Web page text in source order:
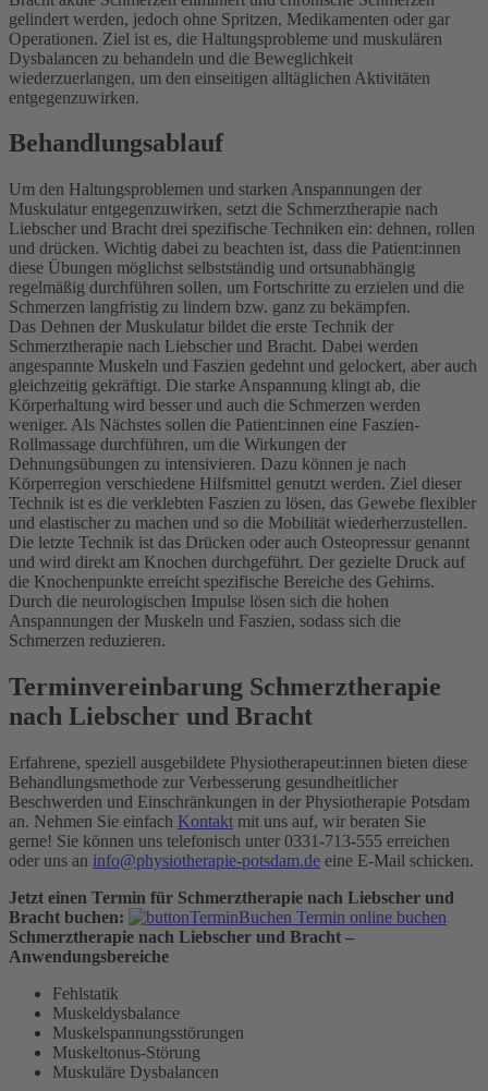
gelindert werden, jedoch ohne Spritzen, Medikamenten oder gar
Operationen. Ziel ist es, die Haltungsprobleme und muskulären
Dysbalancen zu behandeln und die Beweglichkeit
wiederzuerlangen, um den einseitigen alltäglichen Aktivitäten
entgegenzuwirken.
Behandlungsablauf
Um den Haltungsproblemen und starken Anspannungen der
Muskulatur entgegenzuwirken, setzt die Schmerztherapie nach
Liebscher und Bracht drei spezifische Techniken ein: dehnen, rollen
und drücken. Wichtig dabei zu beachten ist, dass die Patient:innen
diese Übungen möglichst selbstständig und ortsunabhängig
regelmäßig durchführen sollen, um Fortschritte zu erzielen und die
Schmerzen langfristig zu lindern bzw. ganz zu bekämpfen.
Das Dehnen der Muskulatur bildet die erste Technik der
Schmerztherapie nach Liebscher und Bracht. Dabei werden
angespannte Muskeln und Faszien gedehnt und gelockert, aber auch
gleichzeitig gekräftigt. Die starke Anspannung klingt ab, die
Körperhaltung wird besser und auch die Schmerzen werden
weniger. Als Nächstes sollen die Patient:innen eine Faszien-
Rollmassage durchführen, um die Wirkungen der
Dehnungsübungen zu intensivieren. Dazu können je nach
Körperregion verschiedene Hilfsmittel genutzt werden. Ziel dieser
Technik ist es die verklebten Faszien zu lösen, das Gewebe flexibler
und elastischer zu machen und so die Mobilität wiederherzustellen.
Die letzte Technik ist das Drücken oder auch Osteopressur genannt
und wird direkt am Knochen durchgeführt. Der gezielte Druck auf
die Knochenpunkte erreicht spezifische Bereiche des Gehirns.
Durch die neurologischen Impulse lösen sich die hohen
Anspannungen der Muskeln und Faszien, sodass sich die
Schmerzen reduzieren.
Terminvereinbarung Schmerztherapie
nach Liebscher und Bracht
Erfahrene, speziell ausgebildete Physiotherapeut:innen bieten diese
Behandlungsmethode zur Verbesserung gesundheitlicher
Beschwerden und Einschränkungen in der Physiotherapie Potsdam
an. Nehmen Sie einfach Kontakt mit uns auf, wir beraten Sie
gerne! Sie können uns telefonisch unter 0331-713-555 erreichen
oder uns an info@physiotherapie-potsdam.de eine E-Mail schicken.
Jetzt einen Termin für Schmerztherapie nach Liebscher und
Bracht buchen:
Termin online buchen
Schmerztherapie nach Liebscher und Bracht –
Anwendungsbereiche
Fehlstatik
Muskeldysbalance
Muskelspannungsstörungen
Muskeltonus-Störung
Muskuläre Dysbalancen